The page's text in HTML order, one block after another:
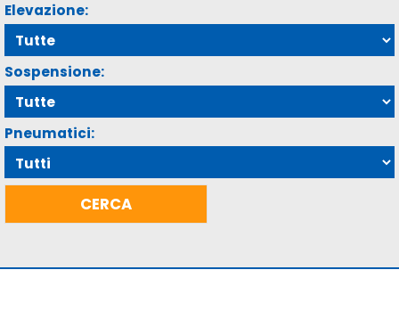
Elevazione:
Sospensione:
Pneumatici: